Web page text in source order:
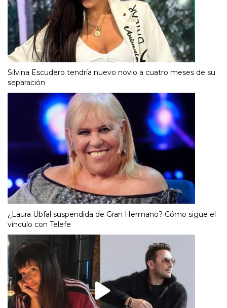
Silvina Escudero tendría nuevo novio a cuatro meses de su
separación
¿Laura Ubfal suspendida de Gran Hermano? Cómo sigue el
vínculo con Telefe